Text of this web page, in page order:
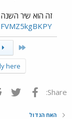
זה הוא שיר
First
here.
Share: פייסבוק
האח הגדול